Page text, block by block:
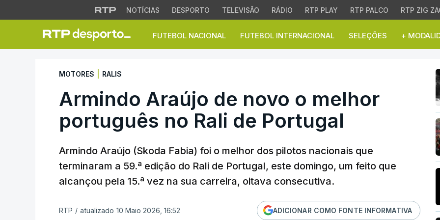
NOTÍCIAS DESPORTO TELEVISÃO RÁDIO RTP PLAY RTP PALCO RTP ZIG
FUTEBOL NACIONAL FUTEBOL INTERNACIONAL SELEÇÕES +
Armindo Araújo de novo o melhor
MOTORES RALIS
Armindo Araújo de novo o melhor
português no Rali de Portugal
Armindo Araújo (Skoda Fabia) foi o melhor dos pilotos nacionais que
terminaram a 59.ª edição do Rali de Portugal, este domingo, um feito que
alcançou pela 15.ª vez na sua carreira, oitava consecutiva.
RTP / atualizado 10 Maio 2026, 16:52 ADICIONAR COMO FONTE INFORMATIVA